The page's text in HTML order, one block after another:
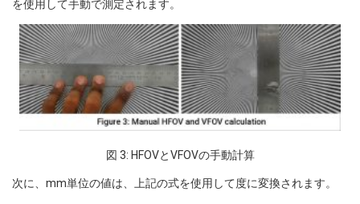
を使用して手動で測定されます。
図 3: HFOVとVFOVの手動計算
次に、mm単位の値は、上記の式を使用して度に変換されます。